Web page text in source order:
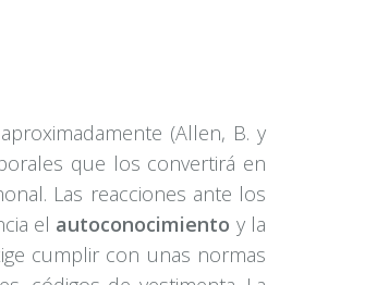
(Allen, B. y
que los convertirá en
Las reacciones ante los
el autoconocimiento y la
cumplir con unas normas